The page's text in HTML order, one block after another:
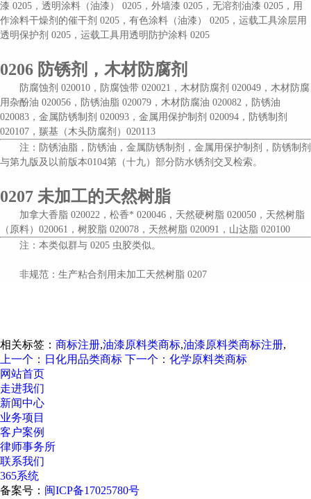
漆 0205，透明涂料（油漆） 0205，外墙漆 0205，无溶剂油漆 0205，用
作涂料干燥剂的催干剂 0205，有色涂料（油漆） 0205，运载工具涂层用
透明保护剂 0205，运载工具用透明防护涂料 0205
0206 防锈剂，木材防腐剂
防腐蚀剂 020010，防腐蚀带 020021，木材防腐剂 020049，木材防腐
用杂酚油 020056，防锈油脂 020079，木材防腐油 020082，防锈油
020083，金属防锈制剂 020093，金属用保护制剂 020094，防锈制剂
020107，羰基（木头防腐剂）020113
注：防锈油脂，防锈油，金属防锈制剂，金属用保护制剂，防锈制剂
与第九版及以前版本0104第（十九）部分防水锈剂交叉检索。
0207 未加工的天然树脂
加拿大香脂 020022，松香* 020046，天然硬树脂 020050，天然树脂
（原料）020061，树胶脂 020078，天然树脂 020091，山达脂 020100
注：本类似群与 0205 虫胶类似。
非规范： 生产粘合剂用未加工天然树脂 0207
相关标签： 商标注册,油漆原料类商标,油漆原料类商标注册,
上一个：日化用品类商标 下一个：化学原料类商标
网站首页
走进我们
新闻中心
业务项目
客户案例
律师事务所
联系我们
365系统
备案号： 闽ICP备17025780号